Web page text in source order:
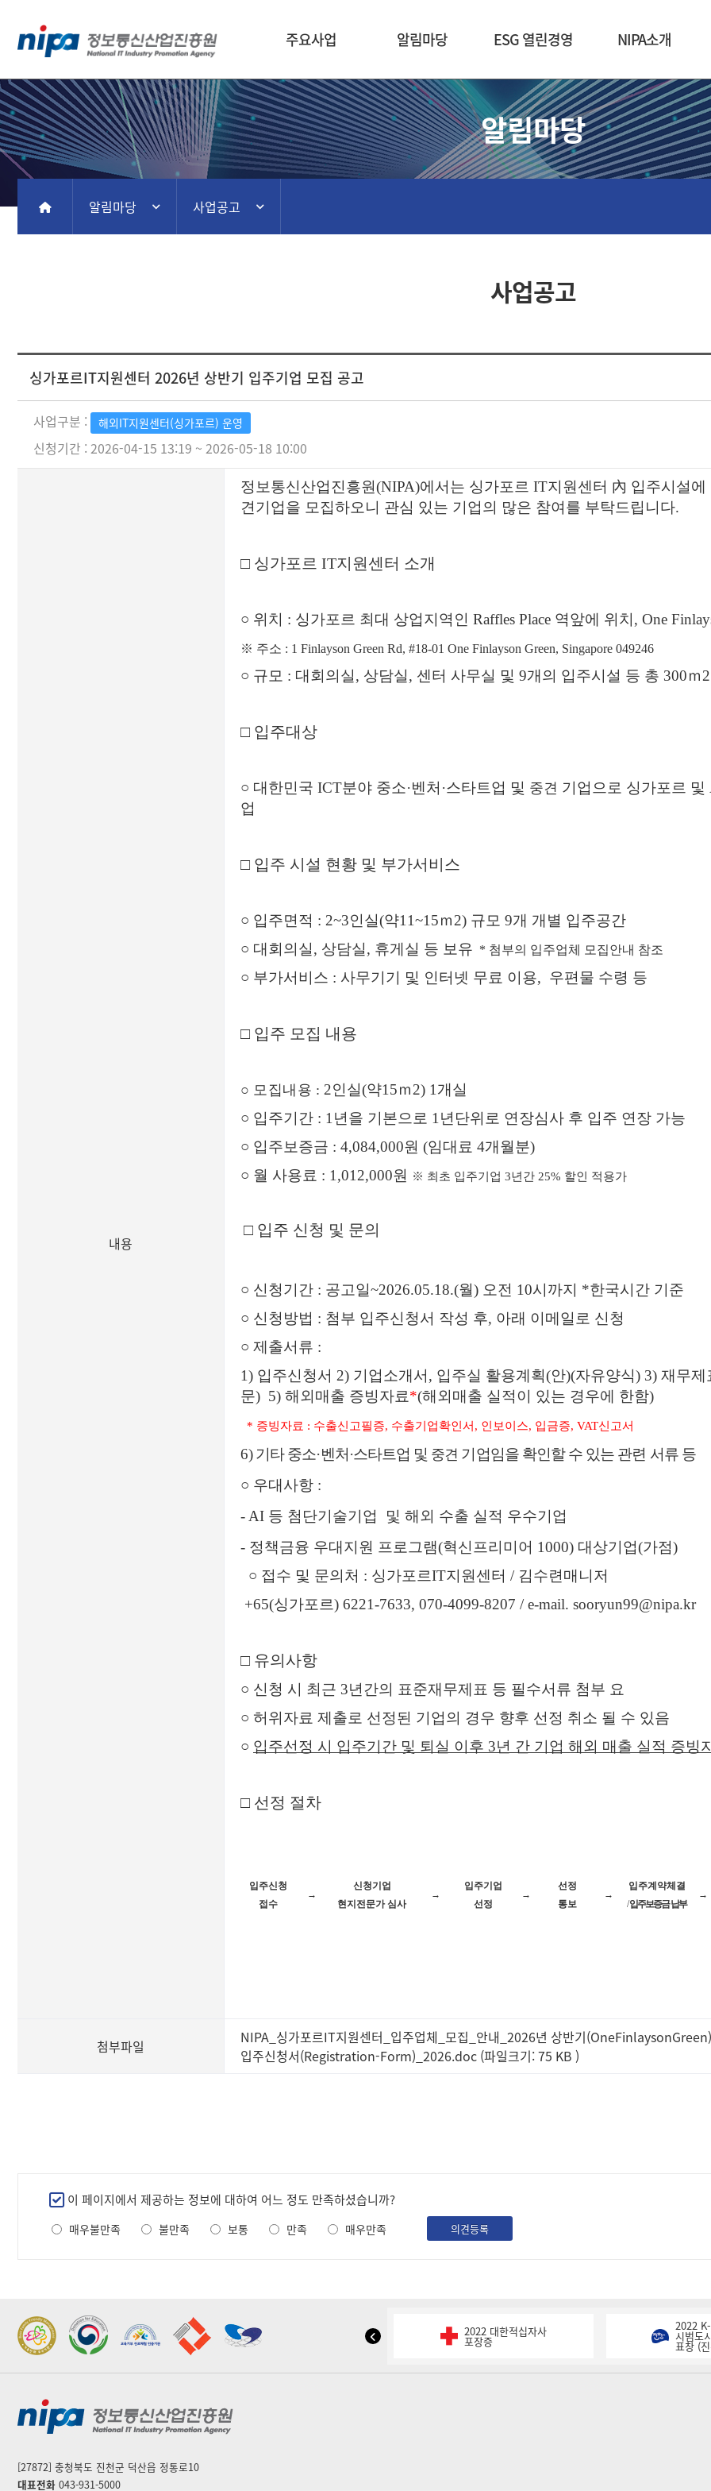
주요사업 알림마당 ESG 열린경영 NIPA소개
알림마당
홈 알림마당 사업공고
사업공고
싱가포르IT지원센터 2026년 상반기 입주기업 모집 공고
사업구분 : 해외IT지원센터(싱가포르) 운영
신청기간 : 2026-04-15 13:19 ~ 2026-05-18 10:00
내용
정보통신산업진흥원(NIPA)에서는 싱가포르 IT지원센터 內 입주시설에
견기업을 모집하오니 관심 있는 기업의 많은 참여를 부탁드립니다.
□ 싱가포르 IT지원센터 소개
○ 위치 : 싱가포르 최대 상업지역인 Raffles Place 역앞에 위치 , One
※ 주소 : 1 Finlayson Green Rd, #18-01 One Finlayson Green, Singapore 049246
○ 규모 : 대회의실, 상담실, 센터 사무실 및 9개의 입주시설 등 총 300ｍ2
□ 입주대상
○ 대한민국 ICT분야 중소·벤처 ·스타트업 및 중견 기업으로 싱가포르 및
업
□ 입주 시설 현황 및 부가서비스
○ 입주면적 : 2~3인실(약11~15ｍ2) 규모 9개 개별 입주공간
○ 대회의실, 상담실, 휴게실 등 보유 * 첨부의 입주업체 모집안내 참조
○ 부가서비스 : 사무기기 및 인터넷 무료 이용, 우편물 수령 등
□ 입주 모집 내용
○ 모집내용 :2인실(약15ｍ2) 1 개실
○ 입주기간 : 1 년을 기본으로 1 년단위로 연장심사 후 입주 연장 가능
○ 입주보증금 : 4,084,000원 (임대료 4개월분)
○ 월 사용료 : 1,012,000원 ※ 최초 입주기업 3년간 25% 할인 적용가
□ 입주 신청 및 문의
○ 신청기간 : 공고일~2026.05.18.(월) 오전 10시까지 *한국시간 기준
○ 신청방법 : 첨부 입주신청서 작성 후, 아래 이메일로 신청
○ 제출서류 :
1) 입주신청서 2) 기업소개서 , 입주실 활용계획(안)(자유양식) 3) 재무제
문) 5) 해외매출 증빙자료*(해외매출 실적이 있는 경우에 한함)
* 증빙자료 : 수출신고필증, 수출기업확인서 , 인보이스, 입금증, VAT신고서
6)기타 중소·벤처 ·스타트업 및 중견 기업임을 확인할 수 있는 관련 서류 등
○ 우대사항 :
- AI 등 첨단기술기업
및 해외 수출 실적 우수기업
- 정책금융 우대지원 프로그램(혁신프리미어 1000) 대상기업(가점)
○ 접수 및 문의처 : 싱가포르IT지원센터 / 김수련매니저
+65(싱가포르) 6221-7633, 070-4099-8207 / e-mail. sooryun99@nipa.kr
□ 유의사항
○ 신청 시 최근 3년간의 표준재무제표 등 필수서류 첨부 요
○ 허위자료 제출로 선정된 기업의 경우 향후 선정 취소 될 수 있음
○ 입주선정 시 입주기간 및 퇴실 이후 3년 간 기업 해외 매출 실적 증빙
□ 선정 절차
입주신청
접수
→
신청기업
현지전문가 심사
→
입주기업
선정
→
선정
통보
→
입주계약체결
/입주보증금 납부
→
첨부파일 NIPA_싱가포르IT지원센터_입주업체_모집_안내_2026년 상반기
입주신청서(Registration-Form)_2026.doc (파일크기: 75 KB )
만
족
도
이 페이지에서 제공하는 정보에 대하여 어느 정도 만족하셨습니까?
매우불만족 불만족 보통 만족 매우만족 의견등록
NIPA
창
2022 가족친화우수기관
표창
2022 지역문제해결
플랫폼 표창
2022 대한적십자사
포장증
2022
시범도
표창 (
[27872] 충청북도 진천군 덕산읍 정통로10
대표전화 043-931-5000